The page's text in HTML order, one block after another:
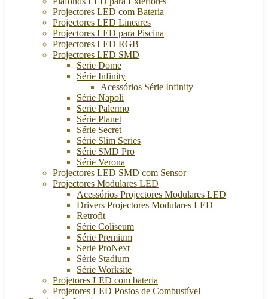
Projectores LED com Bateria
Projectores LED Lineares
Projectores LED para Piscina
Projectores LED RGB
Projectores LED SMD
Serie Dome
Série Infinity
Acessórios Série Infinity
Série Napoli
Serie Palermo
Série Planet
Série Secret
Série Slim Series
Série SMD Pro
Série Verona
Projectores LED SMD com Sensor
Projectores Modulares LED
Acessórios Projectores Modulares LED
Drivers Projectores Modulares LED
Retrofit
Série Coliseum
Série Premium
Serie ProNext
Série Stadium
Série Worksite
Projetores LED com bateria
Projetores LED Postos de Combustível